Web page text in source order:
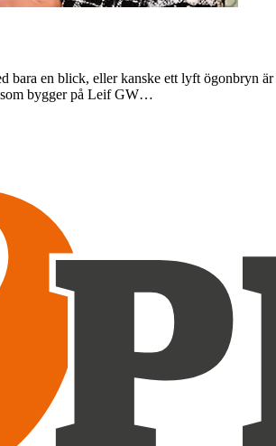
en blick, eller kanske ett lyft ögonbryn
som bygger på Leif GW…